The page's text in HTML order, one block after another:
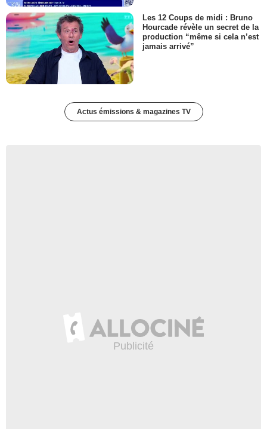
Les 12 Coups de midi : Bruno
Hourcade révèle un secret de la
production “même si cela n’est
jamais arrivé”
Actus émissions & magazines TV